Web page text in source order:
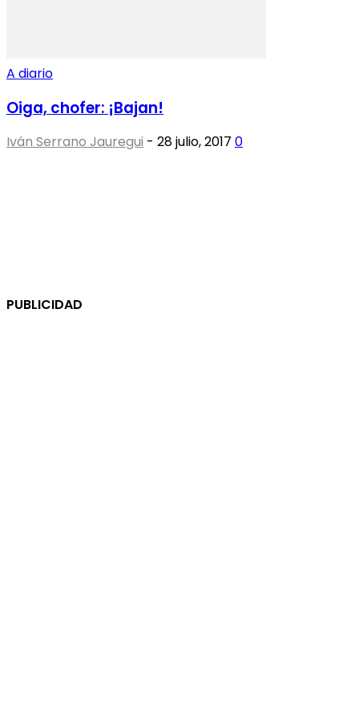
A diario
Oiga, chofer: ¡Bajan!
Iván Serrano Jauregui - 28 julio, 2017 0
PUBLICIDAD